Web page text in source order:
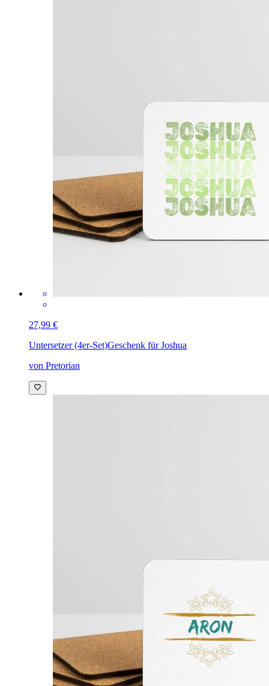
27,99 €
Untersetzer (4er-Set)Geschenk für Joshua
von Pretorian